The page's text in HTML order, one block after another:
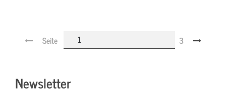
Seite 3
Newsletter